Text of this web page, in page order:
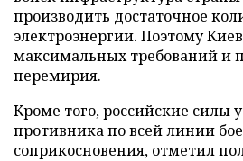
производить достаточное
электроэнергии. Поэтому
максимальных требований и
перемирия.
Кроме того, российские силы
противника по всей линии
соприкосновения, отметил